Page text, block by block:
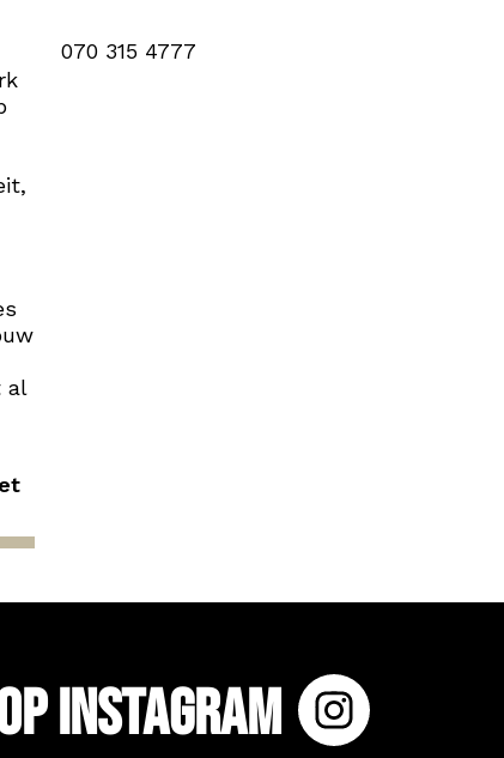
al
070 315 4777
Instagram